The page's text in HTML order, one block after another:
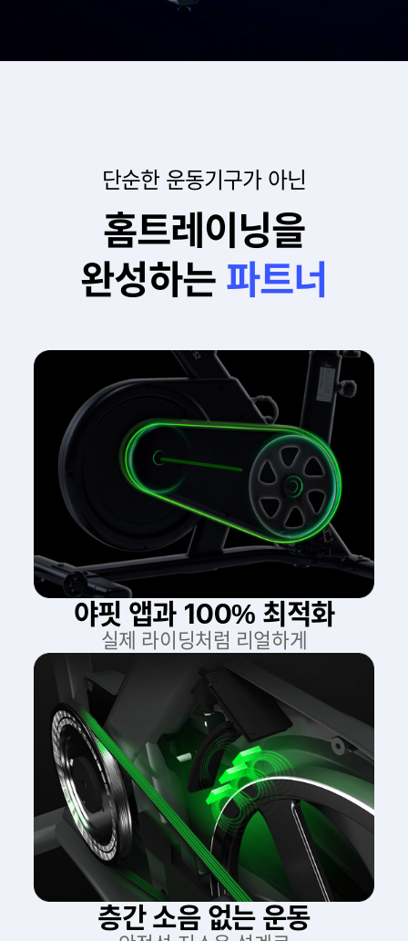
단순한 운동기구가 아닌
홈트레이닝을
완성하는 파트너
야핏 앱과 100% 최적화
실제 라이딩처럼 리얼하게
층간 소음 없는 운동